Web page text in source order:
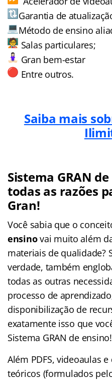
Garantia de
Método de ensino
Salas particulares;
Gran bem-estar
Entre outros.
Saiba mais
Sistema GRAN
todas as razões
Gran!
Você sabia que o
ensinovai muito além
materiais de qualidade?
verdade, também
todas as outras
processo de
disponibilização de
exatamente isso que
Sistema GRAN de ensino!
Além PDFS, videoaulas
teóricos (formulados